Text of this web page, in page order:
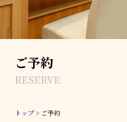
ご予約
RESERVE
トップ > ご予約